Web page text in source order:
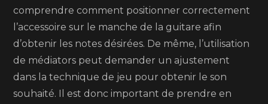
comprendre comment positionner correctement
l’accessoire sur le manche de la guitare afin
d’obtenir les notes désirées. De même, l’utilisation
de médiators peut demander un ajustement
dans la technique de jeu pour obtenir le son
souhaité. Il est donc important de prendre en